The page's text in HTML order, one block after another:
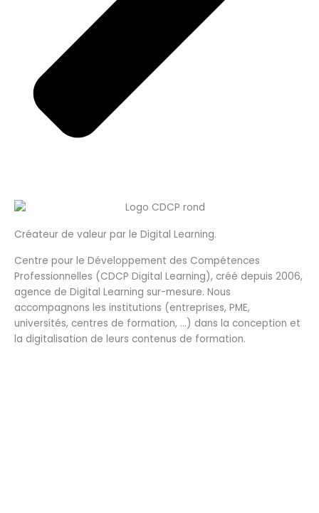
Créateur de valeur par le Digital Learning.
Centre pour le Développement des Compétences
Professionnelles (CDCP Digital Learning), créé depuis 2006,
agence de Digital Learning sur-mesure. Nous
accompagnons les institutions (entreprises, PME,
universités, centres de formation, …) dans la conception et
la digitalisation de leurs contenus de formation.